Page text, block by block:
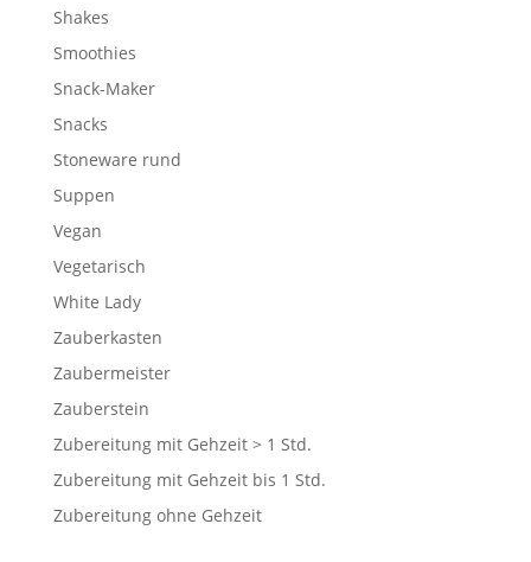
Shakes
Smoothies
Snack-Maker
Snacks
Stoneware rund
Suppen
Vegan
Vegetarisch
White Lady
Zauberkasten
Zaubermeister
Zauberstein
Zubereitung mit Gehzeit > 1 Std.
Zubereitung mit Gehzeit bis 1 Std.
Zubereitung ohne Gehzeit